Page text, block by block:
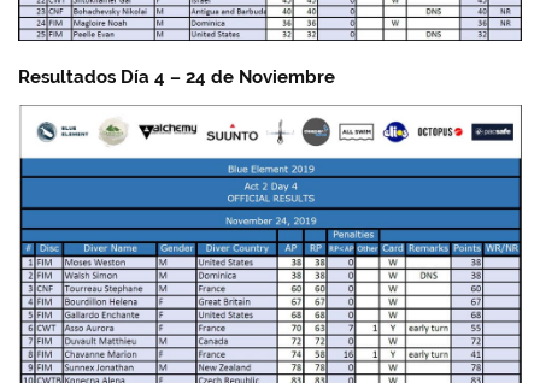
Resultados Día 4 – 24 de Noviembre